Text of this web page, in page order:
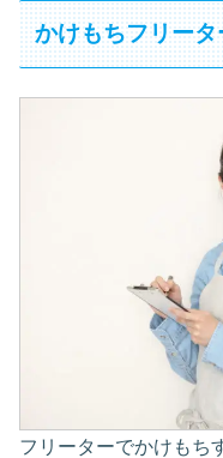
かけもちフリー
フリーターでかけもち